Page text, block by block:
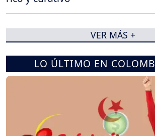
LO ÚLTIMO EN
VER MÁS +